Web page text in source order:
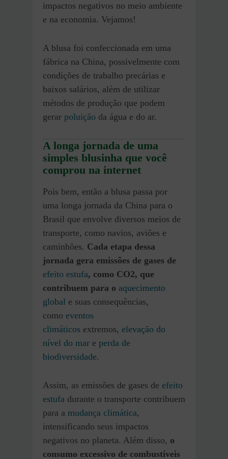
impactos negativos no meio ambiente
e na economia. Vejamos!
A blusa foi confeccionada em uma
fábrica na China, possivelmente com
condições de trabalho precárias e
baixos salários, além de utilizar
métodos de produção que podem
gerar poluição da água e do ar.
A longa jornada de uma
simples blusinha que você
comprou na internet
Pois bem, então a blusa passa por
uma longa jornada da China para o
Brasil que envolve diversos meios de
transporte, como navios, aviões e
caminhões. Cada etapa dessa
jornada gera emissões de gases de
efeito estufa, como CO2, que
contribuem para o aquecimento
global e suas consequências,
como eventos
climáticos extremos, elevação do
nível do mar e perda de
biodiversidade.
Assim, as emissões de gases de efeito
estufa durante o transporte contribuem
para a mudança climática,
intensificando seus impactos
negativos no planeta. Além disso, o
consumo excessivo de combustíveis